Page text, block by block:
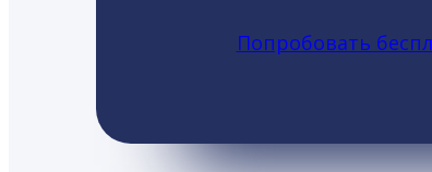
Попробовать